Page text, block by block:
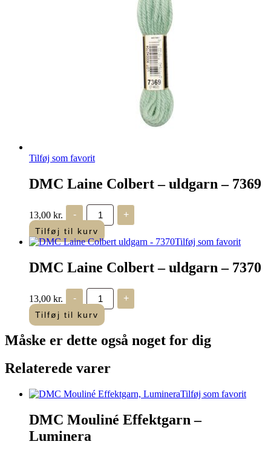
Tilføj som favorit
DMC Laine Colbert – uldgarn – 7369
13,00 kr. -
DMC
Laine
Colbert
-
uldgarn
7369
+
Tilføj til kurv
Tilføj som favorit
DMC Laine Colbert – uldgarn – 7370
13,00 kr. -
DMC
Laine
Colbert
-
-
+
Tilføj til kurv
Måske er dette også noget for dig
Relaterede varer
Tilføj som favorit
DMC Mouliné Effektgarn –
Luminera